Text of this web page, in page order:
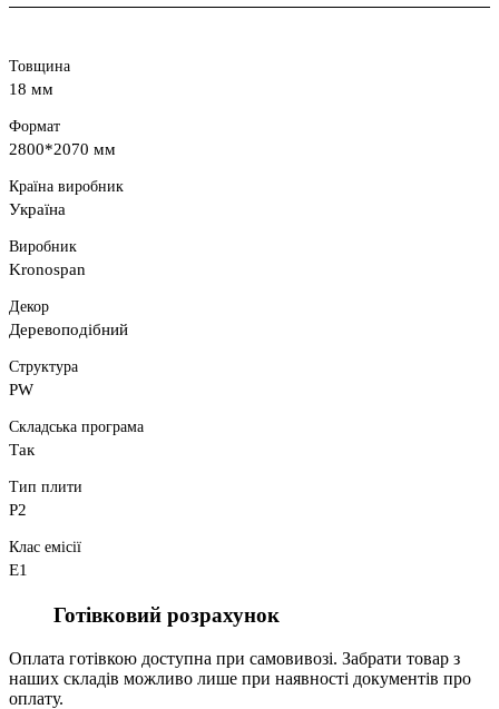
Товщина
18 мм
Формат
2800*2070 мм
Країна виробник
Україна
Виробник
Kronospan
Декор
Деревоподібний
Структура
PW
Складська програма
Так
Тип плити
P2
Клас емісії
E1
Готівковий розрахунок
Оплата готівкою доступна при самовивозі. Забрати товар з
наших складів можливо лише при наявності документів про
оплату.